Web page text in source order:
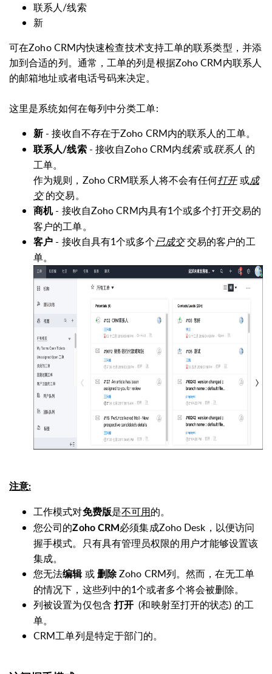
联系人/线索
新
可在Zoho CRM内快速检查技术支持工单的联系类型，并添
加到合适的列。 通常，工单的列是根据Zoho CRM内联系人
的邮箱地址或者电话号码来决定。
这里是系统如何在每列中分类工单:
新 - 接收自不存在于Zoho CRM内的联系人的工单。
联系人/线索 - 接收自Zoho CRM内线索或联系人 的
工单。
作为规则，Zoho CRM联系人将不会有任何打开 或成
交 的交易。
商机 - 接收自Zoho CRM内具有1个或多个打开交易的
客户的工单。
客户 - 接收自具有1个或多个已成交交易的客户的工
单。
注意:
工作模式对免费版是不可用的。
您公司的Zoho CRM 必须集成Zoho Desk，以便访问
握手模式。只有具有管理员权限的用户才能够设置该
集成。
您无法编辑 或删除 Zoho CRM列。然而，在无工单
的情况下，这些列中的1个或者多个将会被删除。
列被设置为仅包含 打开 (和映射至打开的状态) 的工
单。
CRM工单列是特定于部门的。